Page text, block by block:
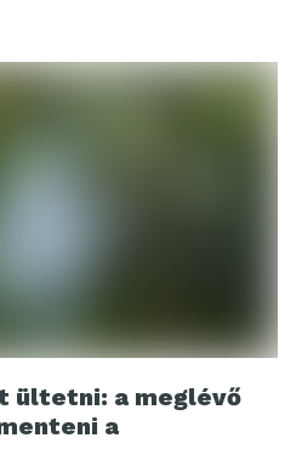
ültetni: a meglévő
a